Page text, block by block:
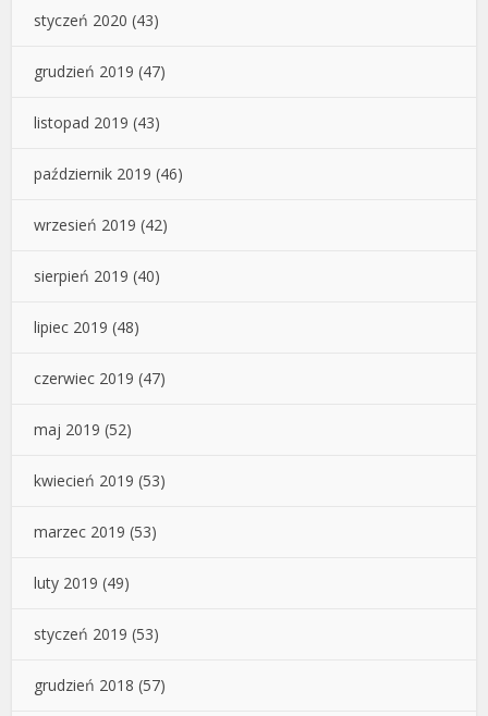
styczeń 2020 (43)
grudzień 2019 (47)
listopad 2019 (43)
październik 2019 (46)
wrzesień 2019 (42)
sierpień 2019 (40)
lipiec 2019 (48)
czerwiec 2019 (47)
maj 2019 (52)
kwiecień 2019 (53)
marzec 2019 (53)
luty 2019 (49)
styczeń 2019 (53)
grudzień 2018 (57)